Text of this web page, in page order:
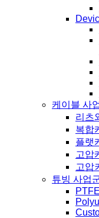
케이블 사
리츠
복합
플랫
고압
고압
튜빙 사업